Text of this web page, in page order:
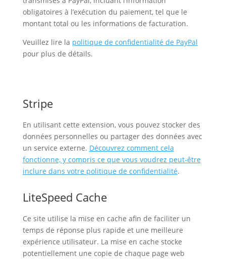
obligatoires à l’exécution du paiement, tel que le
montant total ou les informations de facturation.
Veuillez lire la politique de confidentialité de PayPal
pour plus de détails.
Stripe
En utilisant cette extension, vous pouvez stocker des
données personnelles ou partager des données avec
un service externe. Découvrez comment cela
fonctionne, y compris ce que vous voudrez peut-être
inclure dans votre politique de confidentialité.
LiteSpeed Cache
Ce site utilise la mise en cache afin de faciliter un
temps de réponse plus rapide et une meilleure
expérience utilisateur. La mise en cache stocke
potentiellement une copie de chaque page web